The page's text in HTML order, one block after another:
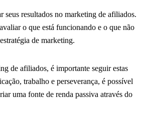
seus resultados no marketing de afiliados.
o que está funcionando e o que não
de marketing.
de afiliados, é importante seguir estas
trabalho e perseverança, é possível
uma fonte de renda passiva através do